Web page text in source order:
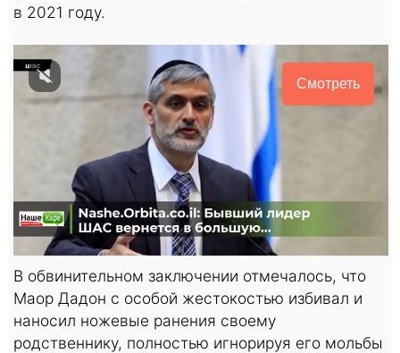
в 2021 году.
Смотреть
В обвинительном заключении отмечалось, что
Маор Дадон с особой жестокостью избивал и
наносил ножевые ранения своему
родственнику, полностью игнорируя его мольбы